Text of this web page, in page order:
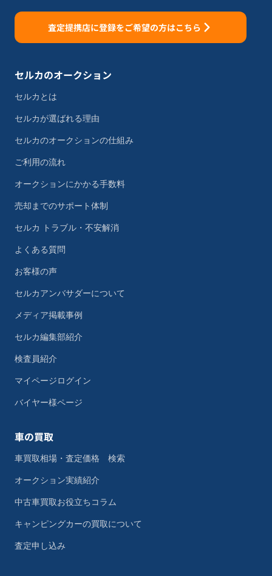
査定提携店に登録をご希望の方はこちら
セルカのオークション
セルカとは
セルカが選ばれる理由
セルカのオークションの仕組み
ご利用の流れ
オークションにかかる手数料
売却までのサポート体制
セルカ トラブル・不安解消
よくある質問
お客様の声
セルカアンバサダーについて
メディア掲載事例
セルカ編集部紹介
検査員紹介
マイページログイン
バイヤー様ページ
車の買取
車買取相場・査定価格 検索
オークション実績紹介
中古車買取お役立ちコラム
キャンピングカーの買取について
査定申し込み